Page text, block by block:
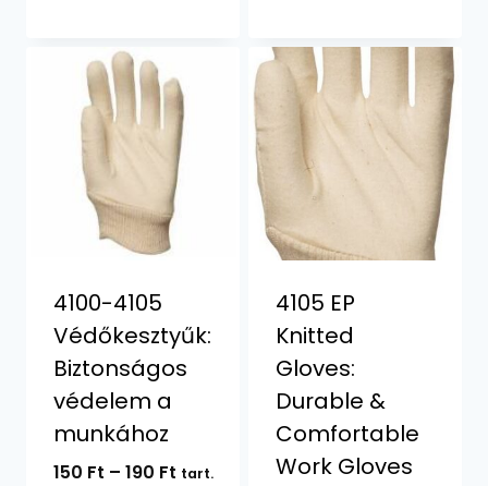
2400 Ft.
4100-4105
Védőkesztyűk:
Biztonságos
védelem a
munkához
150 Ft – 190 FtÁrtartomány:
tart.
4105 EP
Knitted
Gloves:
Durable &
Comfortable
Work Gloves